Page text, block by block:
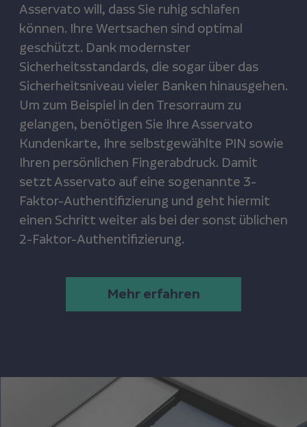
Asservato will, dass Sie ruhig schlafen
können. Ihre Wertsachen sind optimal
geschützt. Dank modernster
Sicherheitsstandards, die sogar über das
Sicherheitsniveau vieler Banken hinausgehen.
Um zum Beispiel in den Tresorraum zu
gelangen, benötigen Sie Ihre Asservato
Kundenkarte, Ihre selbstgewählte PIN sowie
Ihren persönlichen Fingerabdruck. Damit
setzt Asservato auf eine sogenannte 3-
Faktor-Authentifizierung und geht hiermit
einen Schritt weiter als bei der sonst üblichen
2-Faktor-Authentifizierung.
Mehr erfahren